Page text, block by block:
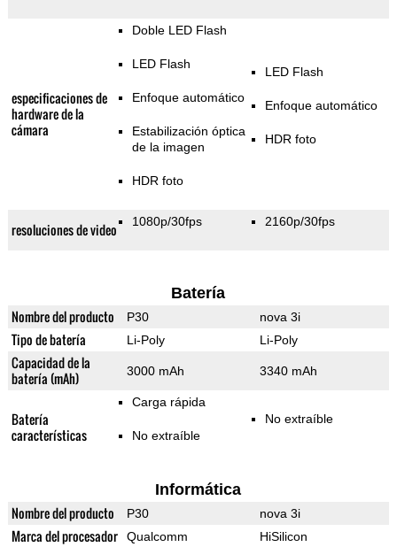
especificaciones de
hardware de la
cámara
Doble LED Flash
LED Flash
Enfoque automático
Estabilización óptica
de la imagen
HDR foto
LED Flash
Enfoque automático
HDR foto
resoluciones de video 1080p/30fps 2160p/30fps
Batería
Nombre del producto P30 nova 3i
Tipo de batería Li-Poly Li-Poly
Capacidad de la
batería (mAh)
3000 mAh 3340 mAh
Batería
características
Carga rápida
No extraíble
No extraíble
Informática
Nombre del producto P30 nova 3i
Marca del procesador Qualcomm HiSilicon